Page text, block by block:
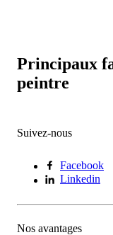
Principaux
peintre
Suivez-nous
Facebook
Linkedin
Nos avantages